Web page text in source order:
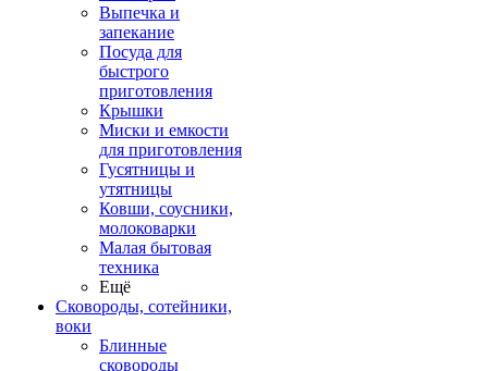
Выпечка и
запекание
Посуда для
быстрого
приготовления
Крышки
Миски и емкости
для приготовления
Гусятницы и
утятницы
Ковши, соусники,
молоковарки
Малая бытовая
техника
Ещё
Сковороды, сотейники,
воки
Блинные
сковороды